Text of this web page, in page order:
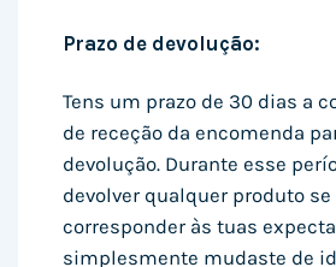
Prazo de devolução:
Tens um prazo de 30 dias a
de receção da encomenda
devolução. Durante esse
devolver qualquer produto se
corresponder às tuas
simplesmente mudaste de